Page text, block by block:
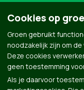
Cookies op
Groen gebruikt
noodzakelijk zijn om
Deze cookies
geen toestemming
Als je daarvoor